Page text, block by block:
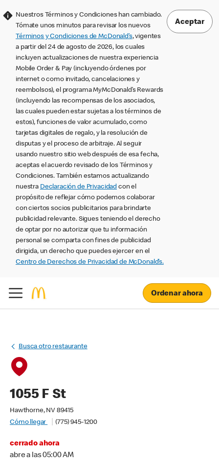
Nuestros Términos y Condiciones han cambiado.
Tómate unos minutos para revisar los nuevos
Términos y Condiciones de McDonald’s, vigentes
a partir del 24 de agosto de 2026, los cuales
incluyen actualizaciones de nuestra experiencia
Mobile Order & Pay (incluyendo órdenes por
internet o como invitado, cancelaciones y
reembolsos), el programa MyMcDonald’s Rewards
(incluyendo las recompensas de los asociados,
las cuales pueden estar sujetas a los términos de
estos), funciones de valor acumulado, como
tarjetas digitales de regalo, y la resolución de
disputas y el proceso de arbitraje. Al seguir
usando nuestro sitio web después de esa fecha,
aceptas el acuerdo revisado de los Términos y
Condiciones. También estamos actualizando
nuestra Declaración de Privacidad con el
propósito de reflejar cómo podemos colaborar
con ciertos socios publicitarios para brindarte
publicidad relevante. Sigues teniendo el derecho
de optar por no autorizar que tu información
personal se comparta con fines de publicidad
dirigida, un derecho que puedes ejercer en el
Centro de Derechos de Privacidad de McDonald’s.
Aceptar
Ordenar ahora
Busca otro restaurante
1055 F St
Hawthorne, NV 89415
Cómo llegar
(775) 945-1200
cerrado ahora
abre a las 05:00 AM